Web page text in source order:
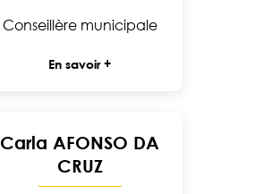
Conseillère municipale
En savoir +
Carla AFONSO DA
CRUZ